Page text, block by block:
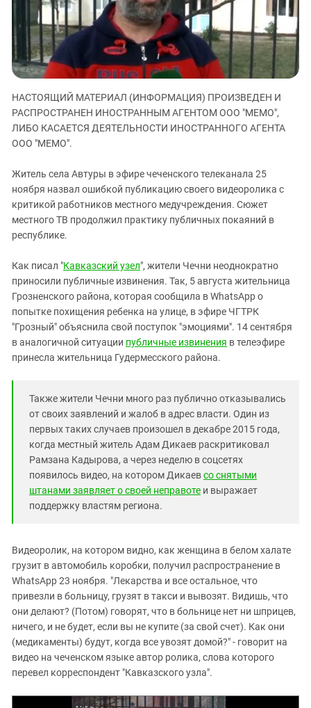
ЗАСТАВЛЯЕТ
КАВКАЗ ЗА ПАЛЕСТИНУ
ИНАКОМЫСЛИЕ В ЧЕЧНЕ
ПРЕСЛЕДОВАНИЕ АКТИВИСТОВ
МОБИЛИЗАЦИЯ И ПРОТЕСТЫ
Дагестан
Ингушетия
Кабардино-Балкария
Калмыкия
Карачаево-Черкесия
Краснодарский край
Нагорный Карабах
Ростовская область
Северная Осетия - Алания
Чечня
Южная Осетия
Южный Кавказ
ЮФО
НАСТОЯЩИЙ МАТЕРИАЛ (ИНФОРМАЦИЯ) ПРОИЗВЕДЕН И
РАСПРОСТРАНЕН ИНОСТРАННЫМ АГЕНТОМ ООО "МЕМО",
ЛИБО КАСАЕТСЯ ДЕЯТЕЛЬНОСТИ ИНОСТРАННОГО АГЕНТА
ООО "МЕМО".
Житель села Автуры в эфире чеченского телеканала 25
ноября назвал ошибкой публикацию своего видеоролика с
критикой работников местного медучреждения. Сюжет
местного ТВ продолжил практику публичных покаяний в
республике.
Как писал "Кавказский узел", жители Чечни неоднократно
приносили публичные извинения. Так, 5 августа жительница
Грозненского района, которая сообщила в WhatsApp о
попытке похищения ребенка на улице, в эфире ЧГТРК
"Грозный" объяснила свой поступок "эмоциями". 14 сентября
в аналогичной ситуации публичные извинения в телеэфире
принесла жительница Гудермесского района.
Также жители Чечни много раз публично отказывались
от своих заявлений и жалоб в адрес власти. Один из
первых таких случаев произошел в декабре 2015 года,
когда местный житель Адам Дикаев раскритиковал
Рамзана Кадырова, а через неделю в соцсетях
появилось видео, на котором Дикаевсо снятыми
штанами заявляет о своей неправоте и выражает
поддержку властям региона.
Видеоролик, на котором видно, как женщина в белом халате
грузит в автомобиль коробки, получил распространение в
WhatsApp 23 ноября. "Лекарства и все остальное, что
привезли в больницу, грузят в такси и вывозят. Видишь, что
они делают? (Потом) говорят, что в больнице нет ни шприцев,
ничего, и не будет, если вы не купите (за свой счет). Как они
(медикаменты) будут, когда все увозят домой?" - говорит на
видео на чеченском языке автор ролика, слова которого
перевел корреспондент "Кавказского узла".